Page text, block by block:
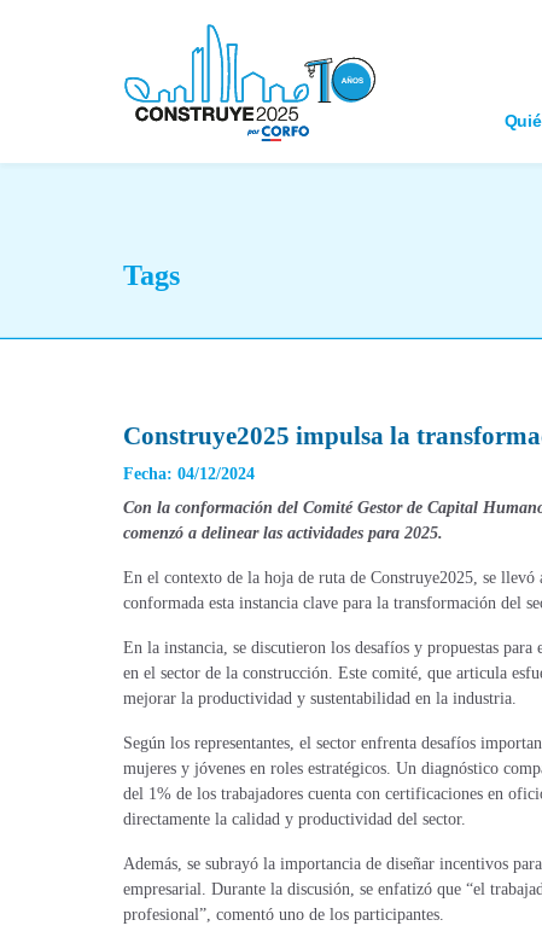
Tags
Construye2025 impulsa la
Fecha: 04/12/2024
Con la conformación del Comité Gestor de Capital
comenzó a delinear las actividades para 2025.
En el contexto de la hoja de ruta de Construye2025, se
conformada esta instancia clave para la transformación del
En la instancia, se discutieron los desafíos y propuestas
en el sector de la construcción. Este comité, que articula
mejorar la productividad y sustentabilidad en la industria.
Según los representantes, el sector enfrenta desafíos
mujeres y jóvenes en roles estratégicos. Un diagnóstico
del 1% de los trabajadores cuenta con certificaciones en
directamente la calidad y productividad del sector.
Además, se subrayó la importancia de diseñar incentivos
empresarial. Durante la discusión, se enfatizó que “el
profesional”, comentó uno de los participantes.